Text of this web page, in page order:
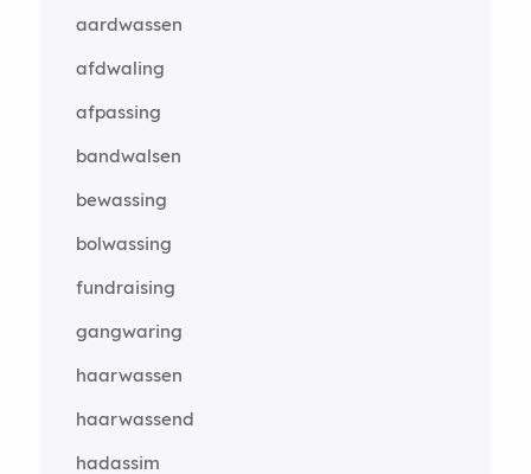
aardwassen
afdwaling
afpassing
bandwalsen
bewassing
bolwassing
fundraising
gangwaring
haarwassen
haarwassend
hadassim